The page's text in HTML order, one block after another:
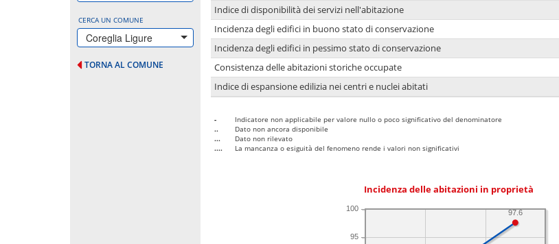
CERCA UN COMUNE
Coreglia Ligure
TORNA AL COMUNE
Indice di disponibilità dei servizi nell'abitazione
Incidenza degli edifici in buono stato di conservazione
Incidenza degli edifici in pessimo stato di conservazione
Consistenza delle abitazioni storiche occupate
Indice di espansione edilizia nei centri e nuclei abitati
-
Indicatore non applicabile per valore nullo o poco significativo del denominatore
..
Dato non ancora disponibile
...
Dato non rilevato
....
La mancanza o esiguità del fenomeno rende i valori non significativi
Incidenza delle abitazioni in proprietà
95
100
97.6